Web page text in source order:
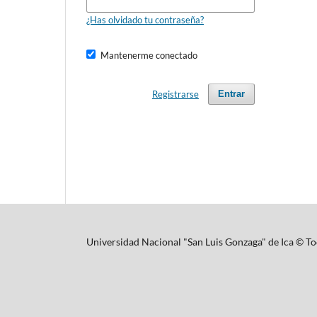
¿Has olvidado tu contraseña?
Mantenerme conectado
Entrar
Registrarse
Universidad Nacional "San Luis Gonzaga" de Ica ©